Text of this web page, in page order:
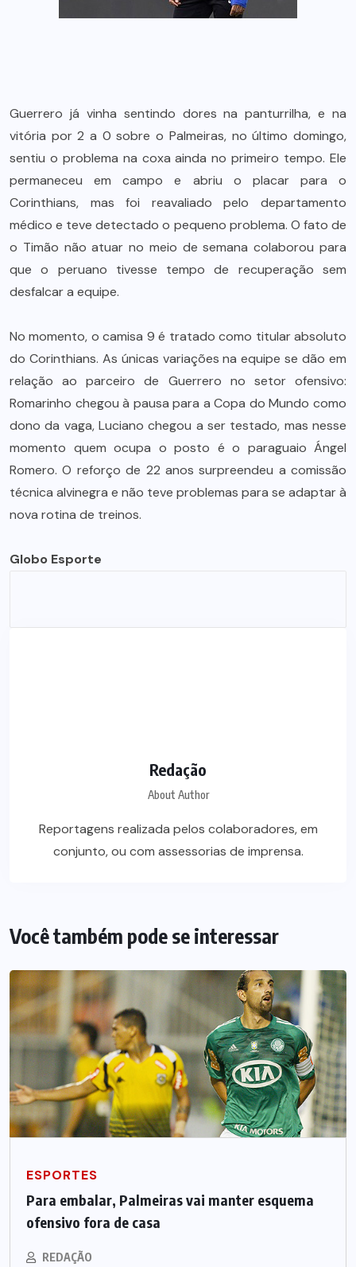
Guerrero já vinha sentindo dores na panturrilha, e na
vitória por 2 a 0 sobre o Palmeiras, no último domingo,
sentiu o problema na coxa ainda no primeiro tempo. Ele
permaneceu em campo e abriu o placar para o
Corinthians, mas foi reavaliado pelo departamento
médico e teve detectado o pequeno problema. O fato de
o Timão não atuar no meio de semana colaborou para
que o peruano tivesse tempo de recuperação sem
desfalcar a equipe.
No momento, o camisa 9 é tratado como titular absoluto
do Corinthians. As únicas variações na equipe se dão em
relação ao parceiro de Guerrero no setor ofensivo:
Romarinho chegou à pausa para a Copa do Mundo como
dono da vaga, Luciano chegou a ser testado, mas nesse
momento quem ocupa o posto é o paraguaio Ángel
Romero. O reforço de 22 anos surpreendeu a comissão
técnica alvinegra e não teve problemas para se adaptar à
nova rotina de treinos.
Globo Esporte
Redação
About Author
Reportagens realizada pelos colaboradores, em
conjunto, ou com assessorias de imprensa.
Você também pode se interessar
ESPORTES
Para embalar, Palmeiras vai manter esquema
ofensivo fora de casa
REDAÇÃO